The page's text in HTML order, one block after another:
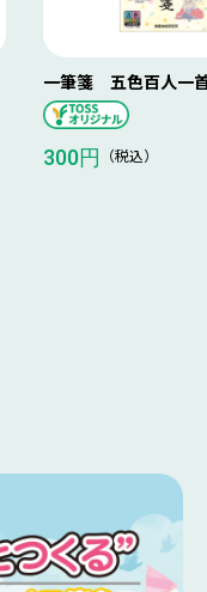
一筆箋 五色百人一
300円 （税込）